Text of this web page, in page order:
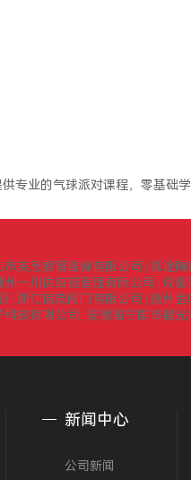
专业的气球派对课程，零基础
市英思教育咨询有限公司 高途陶
州一川供应链管理有限公司 成都
浙江信茂阀门有限公司 扬州金
科技有限公司 安徽省宁国市晨
新闻中心
公司新闻